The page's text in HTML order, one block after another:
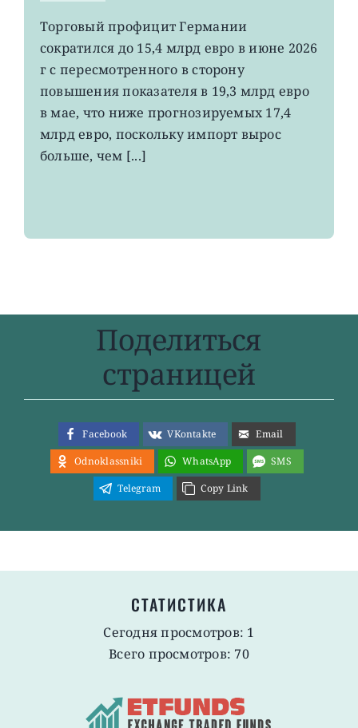
EWG:
немецкий
экспорт
вырос
4-
летнего
Торговый профицит Германии
сократился до 15,4 млрд евро в июне 2026
г с пересмотренного в сторону
повышения показателя в 19,3 млрд евро
в мае, что ниже прогнозируемых 17,4
млрд евро, поскольку импорт вырос
больше, чем [...]
Поделиться
страницей
Facebook VKontakte
Email
Odnoklassniki
WhatsApp
SMS
Telegram
Copy Link
СТАТИСТИКА
Сегодня просмотров: 1
Всего просмотров: 70